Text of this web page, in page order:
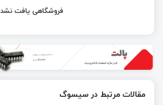
فروشگاهی یافت نشد
مقالات مرتبط در سیسوگ